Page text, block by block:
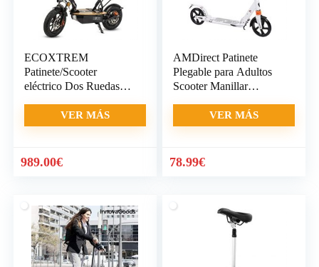
ECOXTREM
Patinete/Scooter
eléctrico Dos Ruedas
Plegable y luz LED
Frontal.
VER MÁS
989.00€
AMDirect Patinete
Plegable para Adultos
Scooter Manillar
Doble Suspensión
VER MÁS
78.99€